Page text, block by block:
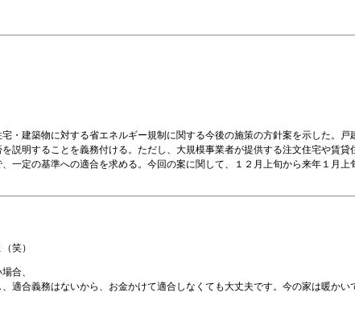
・建築物に対する省エネルギー規制に関する今後の施策の方針案を示した。
説明することを義務付ける。ただし、大規模事業者が提供する注文住宅や賃
一定の基準への適合を求める。今回の案に関して、１２月上旬から来年１月
笑）
合、
適合義務はないから、お金かけて適合しなくても大丈夫です。今の家は暖かい